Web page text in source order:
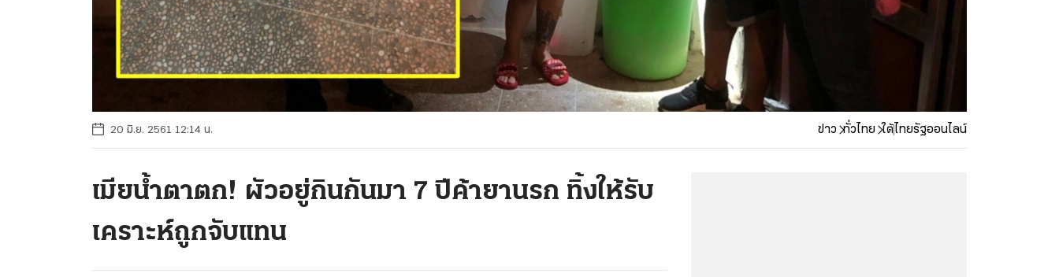
20 มิ.ย. 2561 12:14 น. ข่าว ทั่วไทย ใต้ไทยรัฐออนไลน์
เมียน้ำตาตก! ผัวอยู่กินกันมา 7 ปีค้ายานรก ทิ้งให้รับ
เคราะห์ถูกจับแทน